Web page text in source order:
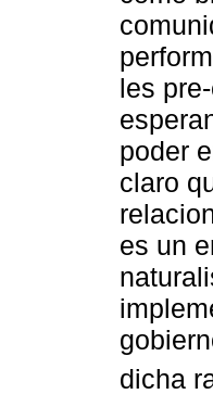
les
poder
claro
es un
dicha